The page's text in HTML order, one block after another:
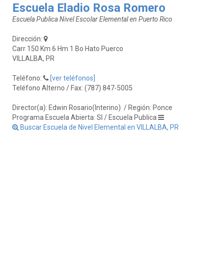
Escuela Eladio Rosa Romero
Escuela Publica Nivel Escolar Elemental en Puerto Rico
Dirección:
Carr 150 Km 6 Hm 1 Bo Hato Puerco
VILLALBA, PR
Teléfono:
[ver teléfonos]
Teléfono Alterno / Fax: (787) 847-5005
Director(a): Edwin Rosario(Interino) / Región: Ponce
Programa Escuela Abierta: SI / Escuela Publica
Buscar Escuela de Nivel Elemental en VILLALBA, PR